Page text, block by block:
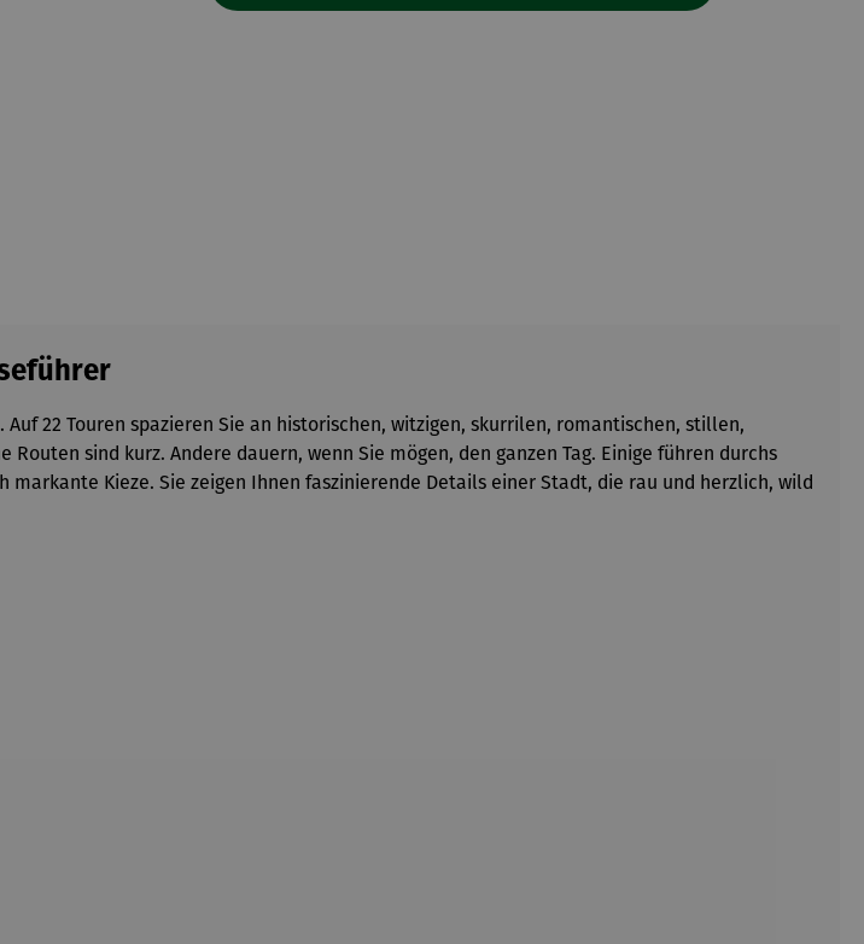
22 Touren spazieren Sie an historischen, witzigen, skurrilen, romantischen, stillen,
sind kurz. Andere dauern, wenn Sie mögen, den ganzen Tag. Einige führen durchs
Kieze. Sie zeigen Ihnen faszinierende Details einer Stadt, die rau und herzlich, wild